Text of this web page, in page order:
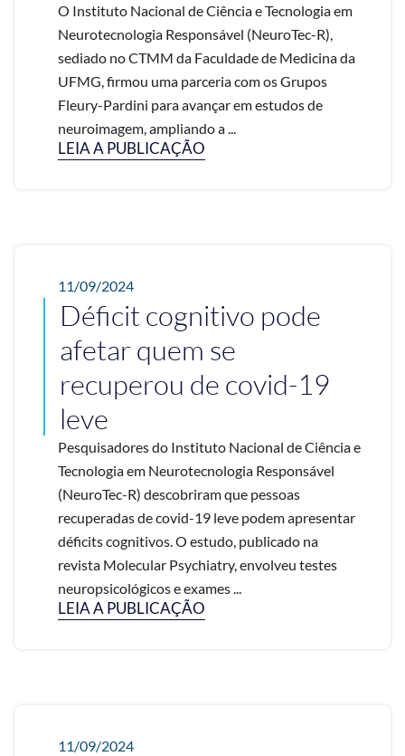
O Instituto Nacional de Ciência e Tecnologia em
Neurotecnologia Responsável (NeuroTec-R),
sediado no CTMM da Faculdade de Medicina da
UFMG, firmou uma parceria com os Grupos
Fleury-Pardini para avançar em estudos de
neuroimagem, ampliando a ...
LEIA A PUBLICAÇÃO
11/09/2024
Déficit cognitivo pode
afetar quem se
recuperou de covid-19
leve
Pesquisadores do Instituto Nacional de Ciência e
Tecnologia em Neurotecnologia Responsável
(NeuroTec-R) descobriram que pessoas
recuperadas de covid-19 leve podem apresentar
déficits cognitivos. O estudo, publicado na
revista Molecular Psychiatry, envolveu testes
neuropsicológicos e exames ...
LEIA A PUBLICAÇÃO
11/09/2024